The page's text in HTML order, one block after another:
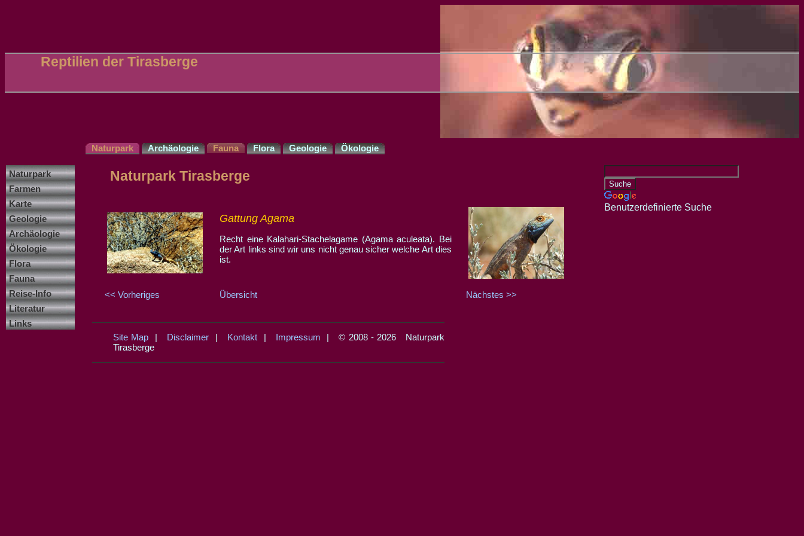
Reptilien der Tirasberge
Naturpark Archäologie Fauna Flora Geologie Ökologie
Naturpark
Farmen
Karte
Geologie
Archäologie
Ökologie
Flora
Fauna
Reise-Info
Literatur
Links
Benutzerdefinierte Suche
Naturpark Tirasberge
Gattung Agama
Recht eine Kalahari-Stachelagame (Agama aculeata). Bei
der Art links sind wir uns nicht genau sicher welche Art dies
ist.
<< Vorheriges Übersicht Nächstes >>
Site Map Disclaimer Kontakt| Impressum | © 2008 - 2026 Naturpark
Tirasberge